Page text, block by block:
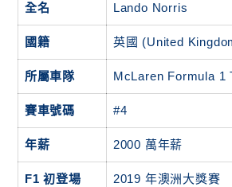
全名 Lando Norris
國籍 英國 (United
所屬車隊 McLaren Formula 1
賽車號碼 #4
年薪 2000 萬年薪
F1 初登場 2019 年澳洲大獎賽